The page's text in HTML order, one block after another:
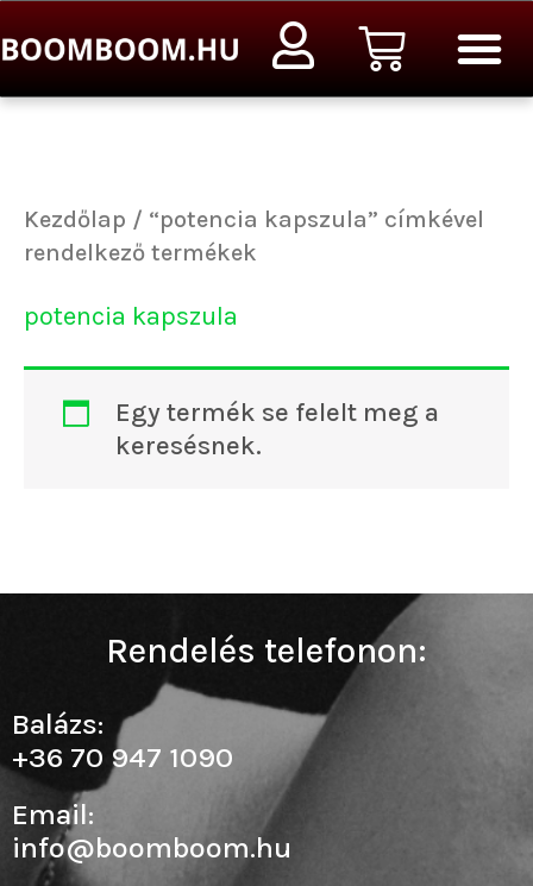
a
Kosár
Kezdőlap / “potencia kapszula” címkével
rendelkező termékek
potencia kapszula
Egy termék se felelt meg a
keresésnek.
Rendelés telefonon:
Balázs:
+36 70 947 1090
Email:
info@boomboom.hu